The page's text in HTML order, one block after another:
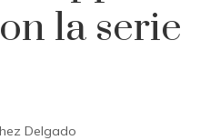
la serie
Delgado